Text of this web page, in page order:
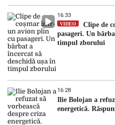
16:33
VIDEO
Clipe de
pasageri. Un
timpul zborului
16:28
Ilie Bolojan a
energetică.